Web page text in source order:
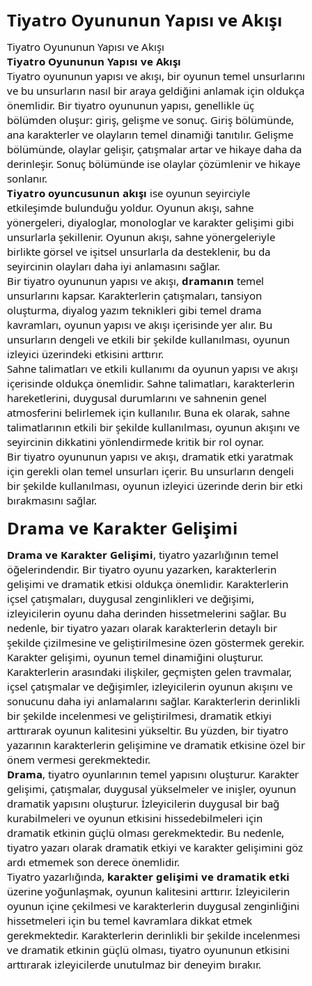
Tiyatro Oyununun Yapısı ve Akışı​
Tiyatro Oyununun Yapısı ve Akışı
Tiyatro Oyununun Yapısı ve Akışı
Tiyatro oyununun yapısı ve akışı, bir oyunun temel unsurlarını
ve bu unsurların nasıl bir araya geldiğini anlamak için oldukça
önemlidir. Bir tiyatro oyununun yapısı, genellikle üç
bölümden oluşur: giriş, gelişme ve sonuç. Giriş bölümünde,
ana karakterler ve olayların temel dinamiği tanıtılır. Gelişme
bölümünde, olaylar gelişir, çatışmalar artar ve hikaye daha da
derinleşir. Sonuç bölümünde ise olaylar çözümlenir ve hikaye
sonlanır.
Tiyatro oyuncusunun akışı ise oyunun seyirciyle
etkileşimde bulunduğu yoldur. Oyunun akışı, sahne
yönergeleri, diyaloglar, monologlar ve karakter gelişimi gibi
unsurlarla şekillenir. Oyunun akışı, sahne yönergeleriyle
birlikte görsel ve işitsel unsurlarla da desteklenir, bu da
seyircinin olayları daha iyi anlamasını sağlar.
Bir tiyatro oyununun yapısı ve akışı, dramanın temel
unsurlarını kapsar. Karakterlerin çatışmaları, tansiyon
oluşturma, diyalog yazım teknikleri gibi temel drama
kavramları, oyunun yapısı ve akışı içerisinde yer alır. Bu
unsurların dengeli ve etkili bir şekilde kullanılması, oyunun
izleyici üzerindeki etkisini arttırır.
Sahne talimatları ve etkili kullanımı da oyunun yapısı ve akışı
içerisinde oldukça önemlidir. Sahne talimatları, karakterlerin
hareketlerini, duygusal durumlarını ve sahnenin genel
atmosferini belirlemek için kullanılır. Buna ek olarak, sahne
talimatlarının etkili bir şekilde kullanılması, oyunun akışını ve
seyircinin dikkatini yönlendirmede kritik bir rol oynar.
Bir tiyatro oyununun yapısı ve akışı, dramatik etki yaratmak
için gerekli olan temel unsurları içerir. Bu unsurların dengeli
bir şekilde kullanılması, oyunun izleyici üzerinde derin bir etki
bırakmasını sağlar.
Drama ve Karakter Gelişimi​
Drama ve Karakter Gelişimi, tiyatro yazarlığının temel
öğelerindendir. Bir tiyatro oyunu yazarken, karakterlerin
gelişimi ve dramatik etkisi oldukça önemlidir. Karakterlerin
içsel çatışmaları, duygusal zenginlikleri ve değişimi,
izleyicilerin oyunu daha derinden hissetmelerini sağlar. Bu
nedenle, bir tiyatro yazarı olarak karakterlerin detaylı bir
şekilde çizilmesine ve geliştirilmesine özen göstermek gerekir.
Karakter gelişimi, oyunun temel dinamiğini oluşturur.
Karakterlerin arasındaki ilişkiler, geçmişten gelen travmalar,
içsel çatışmalar ve değişimler, izleyicilerin oyunun akışını ve
sonucunu daha iyi anlamalarını sağlar. Karakterlerin derinlikli
bir şekilde incelenmesi ve geliştirilmesi, dramatik etkiyi
arttırarak oyunun kalitesini yükseltir. Bu yüzden, bir tiyatro
yazarının karakterlerin gelişimine ve dramatik etkisine özel bir
önem vermesi gerekmektedir.
Drama, tiyatro oyunlarının temel yapısını oluşturur. Karakter
gelişimi, çatışmalar, duygusal yükselmeler ve inişler, oyunun
dramatik yapısını oluşturur. İzleyicilerin duygusal bir bağ
kurabilmeleri ve oyunun etkisini hissedebilmeleri için
dramatik etkinin güçlü olması gerekmektedir. Bu nedenle,
tiyatro yazarı olarak dramatik etkiyi ve karakter gelişimini göz
ardı etmemek son derece önemlidir.
Tiyatro yazarlığında, karakter gelişimi ve dramatik etki
üzerine yoğunlaşmak, oyunun kalitesini arttırır. İzleyicilerin
oyunun içine çekilmesi ve karakterlerin duygusal zenginliğini
hissetmeleri için bu temel kavramlara dikkat etmek
gerekmektedir. Karakterlerin derinlikli bir şekilde incelenmesi
ve dramatik etkinin güçlü olması, tiyatro oyununun etkisini
arttırarak izleyicilerde unutulmaz bir deneyim bırakır.